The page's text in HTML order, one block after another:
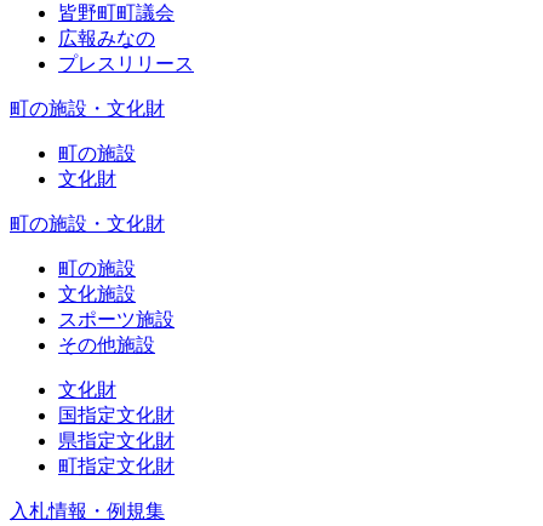
皆野町町議会
広報みなの
プレスリリース
町の施設・文化財
町の施設
文化財
町の施設・文化財
町の施設
文化施設
スポーツ施設
その他施設
文化財
国指定文化財
県指定文化財
町指定文化財
入札情報・例規集